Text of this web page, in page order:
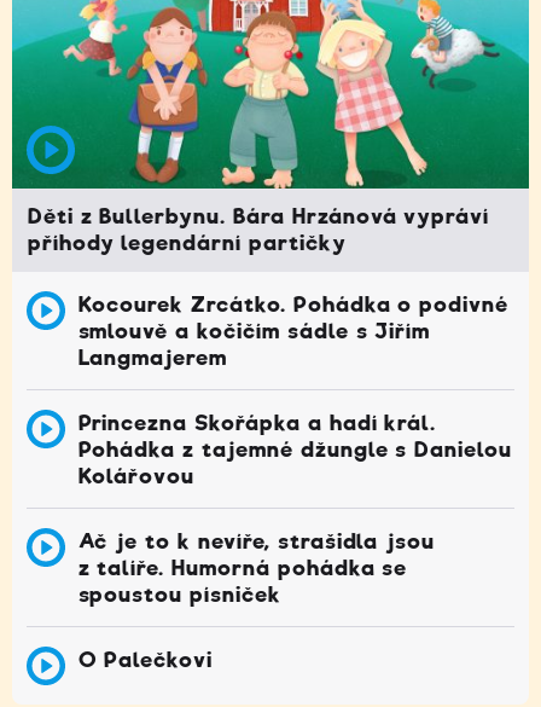
Děti z Bullerbynu. Bára Hrzánová vypráví
příhody legendární partičky
Kocourek Zrcátko. Pohádka o podivné
smlouvě a kočičím sádle s Jiřím
Langmajerem
Princezna Skořápka a hadí král.
Pohádka z tajemné džungle s Danielou
Kolářovou
Ač je to k nevíře, strašidla jsou
z talíře. Humorná pohádka se
spoustou písniček
O Palečkovi